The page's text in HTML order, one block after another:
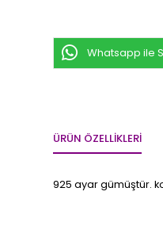
Whatsapp ile
ÜRÜN ÖZELLIKLERI
925 ayar gümüştür.